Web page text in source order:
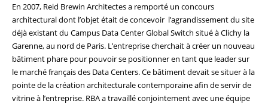
En 2007, Reid Brewin Architectes a remporté un concours
architectural dont l’objet était de concevoir l’agrandissement du site
déjà existant du Campus Data Center Global Switch situé à Clichy la
Garenne, au nord de Paris. L’entreprise cherchait à créer un nouveau
bâtiment phare pour pouvoir se positionner en tant que leader sur
le marché français des Data Centers. Ce bâtiment devait se situer à la
pointe de la création architecturale contemporaine afin de servir de
vitrine à l’entreprise. RBA a travaillé conjointement avec une équipe